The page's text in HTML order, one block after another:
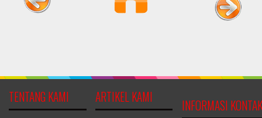
TENTANG KAMI ARTIKEL KAMI
INFORMASI KONTAK